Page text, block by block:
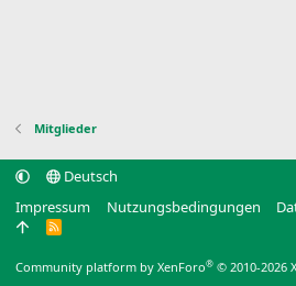
Mitglieder
Deutsch
Impressum
Nutzungsbedingungen
R
Community platform by XenForo® © 2010-2026